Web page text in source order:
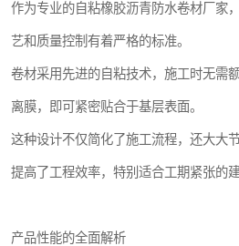
作为专业的自粘橡胶沥青防水卷材厂家
艺和质量控制有着严格的标准。
卷材采用先进的自粘技术，施工时无需
离膜，即可紧密贴合于基层表面。
这种设计不仅简化了施工流程，还大大
提高了工程效率，特别适合工期紧张的建
产品性能的全面解析